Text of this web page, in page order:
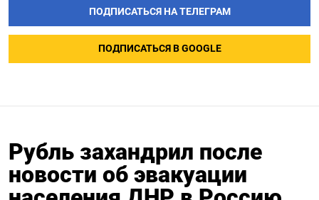
ПОДПИСАТЬСЯ НА ТЕЛЕГРАМ
ПОДПИСАТЬСЯ В GOOGLE
Рубль захандрил после
новости об эвакуации